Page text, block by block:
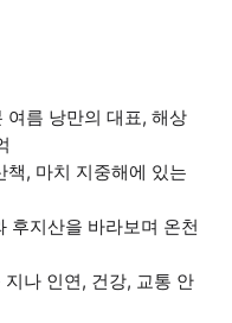
여름 낭만의 대표, 해상
, 마치 지중해에 있는
후지산을 바라보며 온천
나 인연, 건강, 교통 안